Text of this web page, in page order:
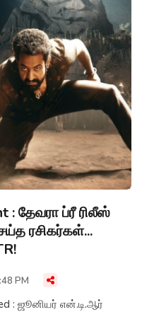
: தேவரா ப்ரீ ரிலீஸ்
ரசிகர்கள்...
PM
: ஜூனியர் என்.டி.ஆர்